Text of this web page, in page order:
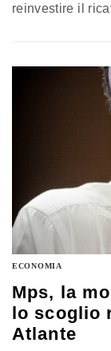
reinvestire il
delegato
sostanza gli
ECONOMIA
Mps, la
lo scoglio
Atlante